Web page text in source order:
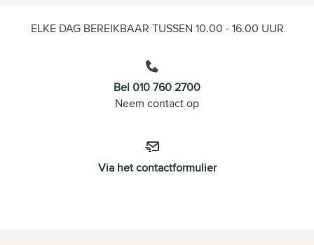
ELKE DAG BEREIKBAAR TUSSEN 10.00 - 16.00 UUR
Bel 010 760 2700
Neem contact op
Via het contactformulier